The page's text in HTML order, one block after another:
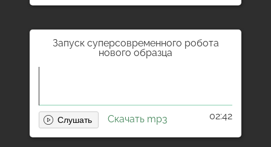
Запуск суперсовременного робота
нового образца
Скачать mp3 02:42